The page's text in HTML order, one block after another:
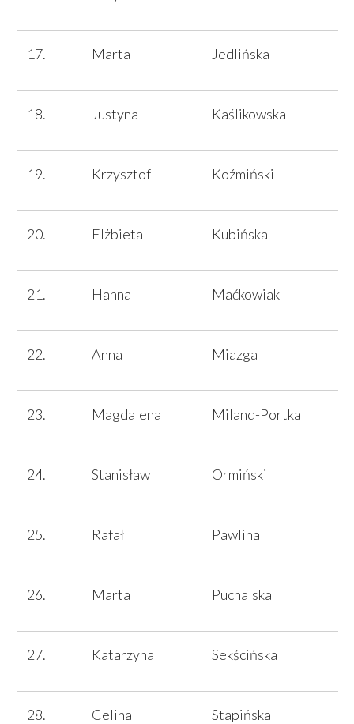
Marta Jedlińska
Justyna Kaślikowska
Krzysztof Koźmiński
Elżbieta Kubińska
Hanna Maćkowiak
Anna Miazga
Magdalena Miland-Portka
Stanisław Ormiński
Rafał Pawlina
Marta Puchalska
Katarzyna Sekścińska
Celina Stapińska